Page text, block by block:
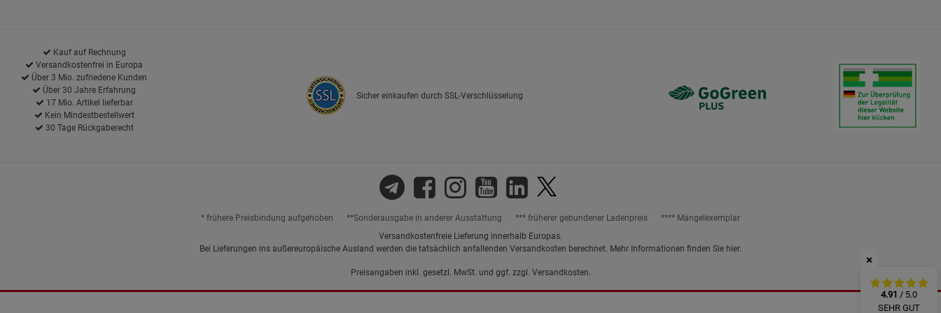
×
4.91 / 5.0
SEHR GUT
Kauf auf Rechnung
Versandkostenfrei in Europa
Über 3 Mio. zufriedene Kunden
Über 30 Jahre Erfahrung
17 Mio. Artikel lieferbar
Kein Mindestbestellwert
30 Tage Rückgaberecht
Sicher einkaufen durch SSL-Verschlüsselung
* frühere Preisbindung aufgehoben **Sonderausgabe in anderer Ausstattung *** früherer gebundener Ladenpreis
**** Mängelexemplar
Versandkostenfreie Lieferung innerhalb Europas.
Bei Lieferungen ins außereuropäische Ausland werden die tatsächlich anfallenden Versandkosten berechnet. Mehr Informationen finden Sie hier.
Preisangaben inkl. gesetzl. MwSt. und ggf. zzgl. Versandkosten.